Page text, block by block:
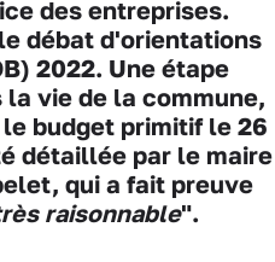
des entreprises.
débat d'orientations
2022. Une étape
vie de la commune,
budget primitif le 26
détaillée par le maire
qui a fait preuve
raisonnable".